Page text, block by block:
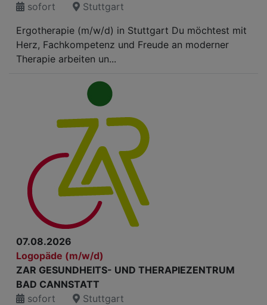
sofort
Stuttgart
Ergotherapie (m/w/d) in Stuttgart Du möchtest mit
Herz, Fachkompetenz und Freude an moderner
Therapie arbeiten un...
07.08.2026
Logopäde (m/w/d)
ZAR GESUNDHEITS- UND THERAPIEZENTRUM
BAD CANNSTATT
sofort
Stuttgart